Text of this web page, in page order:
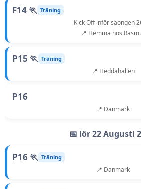
F14 🏃 Träning
Kick Off inför säongen
📍 Hemma hos
P15 🏃 Träning
📍 Heddahallen
P16
📍 Danmark
📅 lör 22 Augusti
P16 🏃 Träning
📍 Danmark